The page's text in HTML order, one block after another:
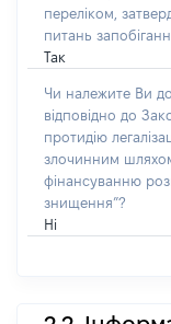
переліком,
питань
Так
Чи належите Ви до
відповідно до
протидію
злочинним
фінансуванню
знищення”?
Ні